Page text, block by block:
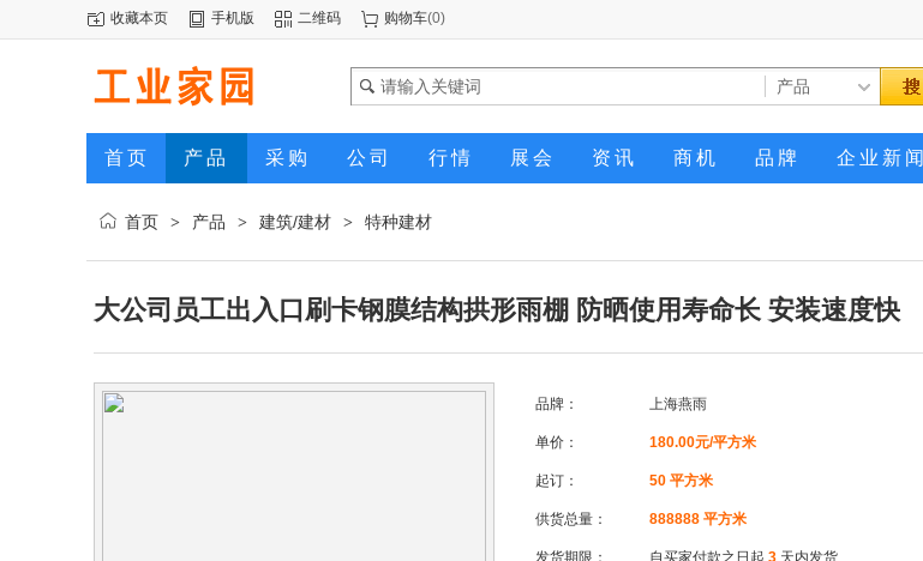
收藏本页 手机版 二维码 购物车(0)
首页 产品 采购 公司 行情 展会 资讯 商机 品牌 企业新闻
首页 > 产品 > 建筑/建材 > 特种建材
大公司员工出入口刷卡钢膜结构拱形雨棚 防晒使用寿命长 安装速度快
品牌： 上海燕雨
单价： 180.00元/平方米
起订： 50 平方米
供货总量： 888888 平方米
发货期限： 自买家付款之日起 3 天内发货